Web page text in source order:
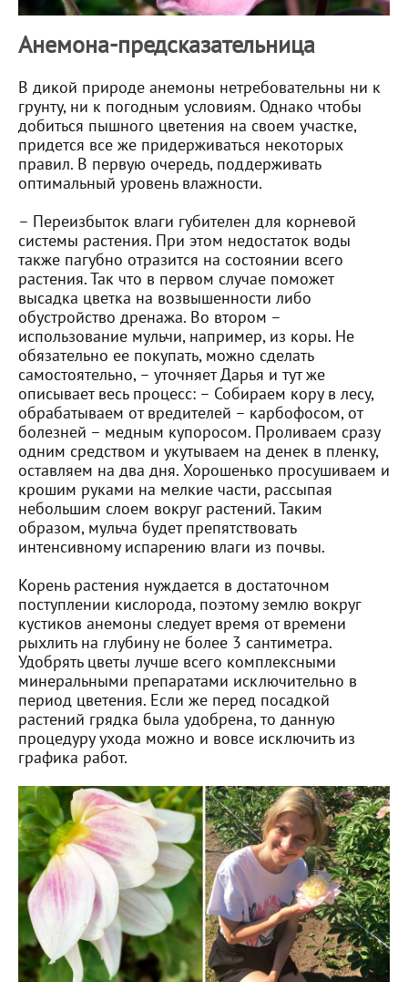
Анемона-предсказательница
В дикой природе анемоны нетребовательны ни к
грунту, ни к погодным условиям. Однако чтобы
добиться пышного цветения на своем участке,
придется все же придерживаться некоторых
правил. В первую очередь, поддерживать
оптимальный уровень влажности.
– Переизбыток влаги губителен для корневой
системы растения. При этом недостаток воды
также пагубно отразится на состоянии всего
растения. Так что в первом случае поможет
высадка цветка на возвышенности либо
обустройство дренажа. Во втором –
использование мульчи, например, из коры. Не
обязательно ее покупать, можно сделать
самостоятельно, – уточняет Дарья и тут же
описывает весь процесс: – Собираем кору в лесу,
обрабатываем от вредителей – карбофосом, от
болезней – медным купоросом. Проливаем сразу
одним средством и укутываем на денек в пленку,
оставляем на два дня. Хорошенько просушиваем и
крошим руками на мелкие части, рассыпая
небольшим слоем вокруг растений. Таким
образом, мульча будет препятствовать
интенсивному испарению влаги из почвы.
Корень растения нуждается в достаточном
поступлении кислорода, поэтому землю вокруг
кустиков анемоны следует время от времени
рыхлить на глубину не более 3 сантиметра.
Удобрять цветы лучше всего комплексными
минеральными препаратами исключительно в
период цветения. Если же перед посадкой
растений грядка была удобрена, то данную
процедуру ухода можно и вовсе исключить из
графика работ.